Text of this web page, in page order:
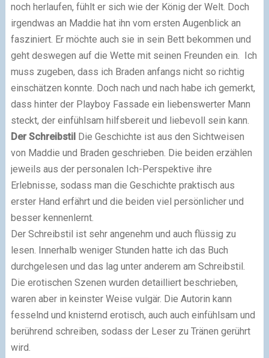
noch herlaufen, fühlt er sich wie der König der Welt. Doch
irgendwas an Maddie hat ihn vom ersten Augenblick an
fasziniert. Er möchte auch sie in sein Bett bekommen und
geht deswegen auf die Wette mit seinen Freunden ein. Ich
muss zugeben, dass ich Braden anfangs nicht so richtig
einschätzen konnte. Doch nach und nach habe ich gemerkt,
dass hinter der Playboy Fassade ein liebenswerter Mann
steckt, der einfühlsam hilfsbereit und liebevoll sein kann.
Der SchreibstilDie Geschichte ist aus den Sichtweisen
von Maddie und Braden geschrieben. Die beiden erzählen
jeweils aus der personalen Ich-Perspektive ihre
Erlebnisse, sodass man die Geschichte praktisch aus
erster Hand erfährt und die beiden viel persönlicher und
besser kennenlernt.
Der Schreibstil ist sehr angenehm und auch flüssig zu
lesen. Innerhalb weniger Stunden hatte ich das Buch
durchgelesen und das lag unter anderem am Schreibstil.
Die erotischen Szenen wurden detailliert beschrieben,
waren aber in keinster Weise vulgär. Die Autorin kann
fesselnd und knisternd erotisch, auch auch einfühlsam und
berührend schreiben, sodass der Leser zu Tränen gerührt
wird.